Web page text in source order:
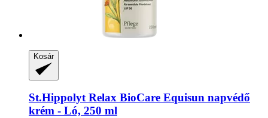
Kosár
St.HippolytRelax BioCare Equisun napvédő
krém -​ Ló, 250 ml